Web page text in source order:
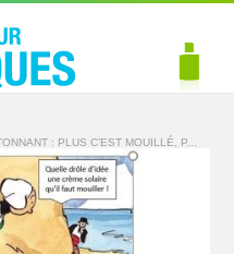
: PLUS C’EST MOUILLÉ, P...